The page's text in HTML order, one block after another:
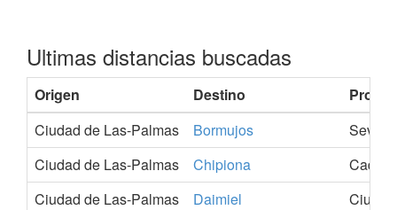
Ultimas distancias buscadas
Origen Destino
Ciudad de Las-Palmas
Bormujos
Sevilla
Ciudad de Las-Palmas
Chipiona
Cadiz
Ciudad de Las-Palmas
Daimiel